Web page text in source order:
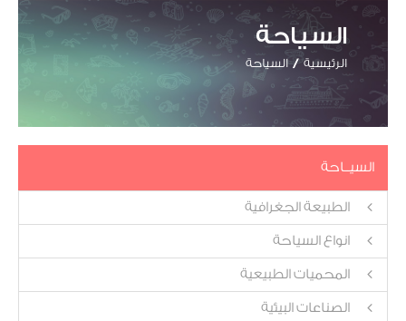
السياحة
الرئيسية السياحة
السيــاحة
الطبيعة الجغرافية
انواع السياحة
المحميات الطبيعية
الصناعات البيئية